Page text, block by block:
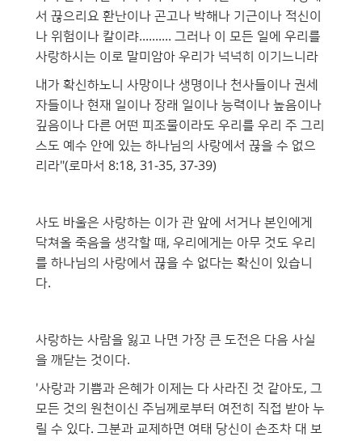
서 끊으리요 환난이나 곤고나 박해나 기근이나 적신이
나 위험이나 칼이랴.......... 그러나 이 모든 일에 우리를
사랑하시는 이로 말미암아 우리가 넉넉히 이기느니라
내가 확신하노니 사망이나 생명이나 천사들이나 권세
자들이나 현재 일이나 장래 일이나 능력이나 높음이나
깊음이나 다른 어떤 피조물이라도 우리를 우리 주 그리
스도 예수 안에 있는 하나님의 사랑에서 끊을 수 없으
리라"(로마서 8:18, 31-35, 37-39)
사도 바울은 사랑하는 이가 관 앞에 서거나 본인에게
닥쳐올 죽음을 생각할 때, 우리에게는 아무 것도 우리
를 하나님의 사랑에서 끊을 수 없다는 확신이 있습니
다.
사랑하는 사람을 잃고 나면 가장 큰 도전은 다음 사실
을 깨닫는 것이다.
'사랑과 기쁨과 은혜가 이제는 다 사라진 것 같아도, 그
모든 것의 원천이신 주님께로부터 여전히 직접 받아 누
릴 수 있다. 그분과 교제하면 여태 당신이 손조차 대 보